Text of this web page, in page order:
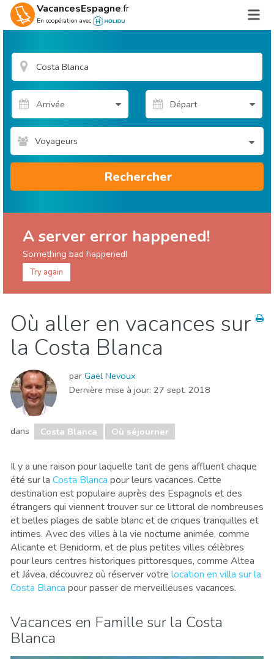
VacancesEspagne.fr
En coopération avec
Voyageurs
Rechercher
A server error happened!
Something bad happened!
Try again
Cuisine & Restaurants
Enfants & famille
Événements locaux
Musée & Art
Shopping
Sports & aventure
Où aller en vacances sur
la Costa Blanca
par Gaël Nevoux
Dernière mise à jour: 27 sept. 2018
dans Costa Blanca Où séjourner
Il y a une raison pour laquelle tant de gens affluent chaque
été sur la Costa Blanca pour leurs vacances. Cette
destination est populaire auprès des Espagnols et des
étrangers qui viennent trouver sur ce littoral de nombreuses
et belles plages de sable blanc et de criques tranquilles et
intimes. Avec des villes à la vie nocturne animée, comme
Alicante et Benidorm, et de plus petites villes célèbres
pour leurs centres historiques pittoresques, comme Altea
et Jávea, découvrez où réserver votre location en villa sur la
Costa Blanca pour passer de merveilleuses vacances.
Vacances en Famille sur la Costa
Blanca